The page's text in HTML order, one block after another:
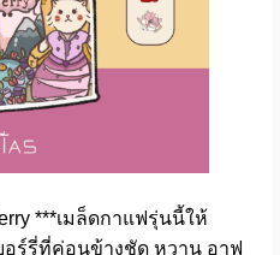
***เมล็ดกาแฟรุ่นนี้ให้
ร์รี่ที่ค่อนข้างชัด หวาน อาฟ